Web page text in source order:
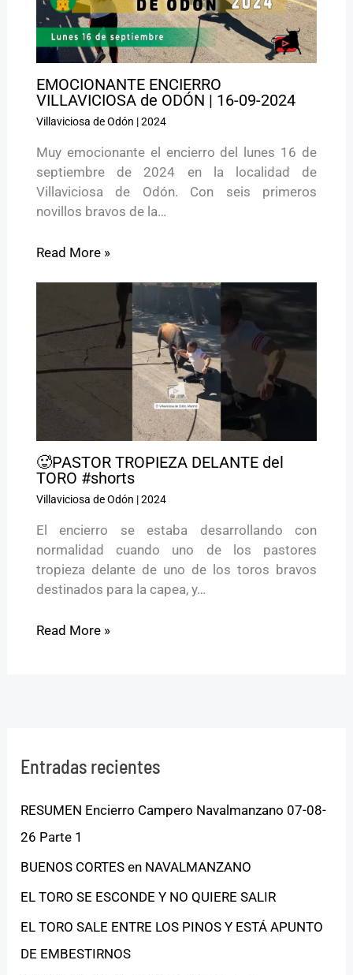
EMOCIONANTE ENCIERRO
VILLAVICIOSA de ODÓN | 16-09-2024
Villaviciosa de Odón |2024
Muy emocionante el encierro del lunes 16 de
septiembre de 2024 en la localidad de
Villaviciosa de Odón. Con seis primeros
novillos bravos de la…
Read More »
🥵PASTOR TROPIEZA DELANTE del
TORO #shorts
Villaviciosa de Odón |2024
El encierro se estaba desarrollando con
normalidad cuando uno de los pastores
tropieza delante de uno de los toros bravos
destinados para la capea, y…
Read More »
Entradas recientes
RESUMEN Encierro Campero Navalmanzano 07-08-
26 Parte 1
BUENOS CORTES en NAVALMANZANO
EL TORO SE ESCONDE Y NO QUIERE SALIR
EL TORO SALE ENTRE LOS PINOS Y ESTÁ APUNTO
DE EMBESTIRNOS